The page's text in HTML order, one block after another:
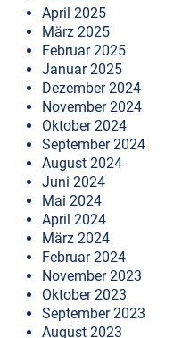
April 2025
März 2025
Februar 2025
Januar 2025
Dezember 2024
November 2024
Oktober 2024
September 2024
August 2024
Juni 2024
Mai 2024
April 2024
März 2024
Februar 2024
November 2023
Oktober 2023
September 2023
August 2023